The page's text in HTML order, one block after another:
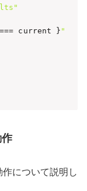
current } "
について説明し